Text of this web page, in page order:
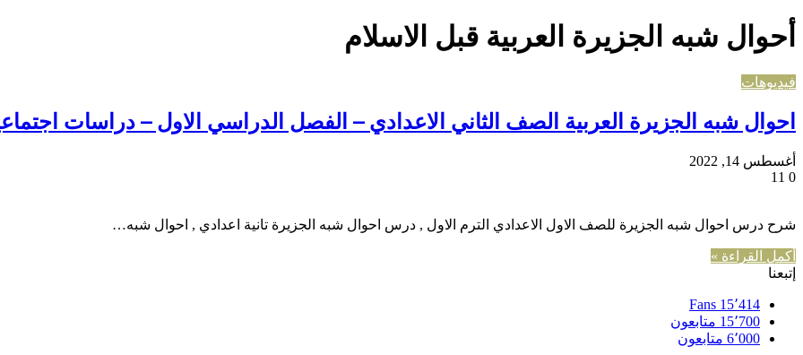
أحوال شبه الجزيرة العربية قبل الاسلام
فيديوهات
احوال شبه الجزيرة العربية الصف الثاني الاعدادي – الفصل الدراسي الاول – دراسات
أغسطس 14, 2022
0
شرح درس احوال شبه الجزيرة للصف الاول الاعدادي الترم الاول , درس احوال شبه الجزيرة تانية اعدادي , احوال شبه…
أكمل القراءة »
إتبعنا
15٬414 Fans
15٬700 متابعون
6٬000 متابعون